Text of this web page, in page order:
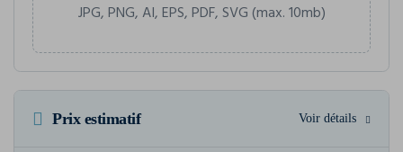
JPG, PNG, AI, EPS, PDF, SVG (max. 10mb)
Prix estimatif Voir détails